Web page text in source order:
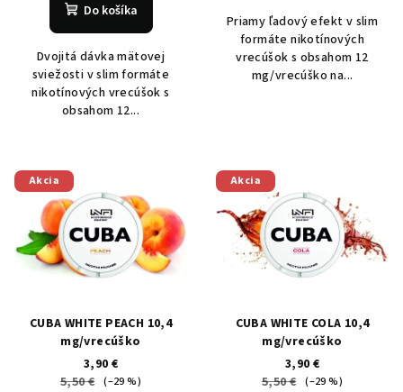
Do košíka
Dvojitá dávka mätovej
sviežosti v slim formáte
nikotínových vrecúšok s
obsahom 12...
Priamy ľadový efekt v slim
formáte nikotínových
vrecúšok s obsahom 12
mg/vrecúško na...
Akcia
CUBA WHITE PEACH 10,4
mg/vrecúško
3,90 €
5,50 € (–29 %)
Akcia
CUBA WHITE COLA 10,4
mg/vrecúško
3,90 €
5,50 € (–29 %)